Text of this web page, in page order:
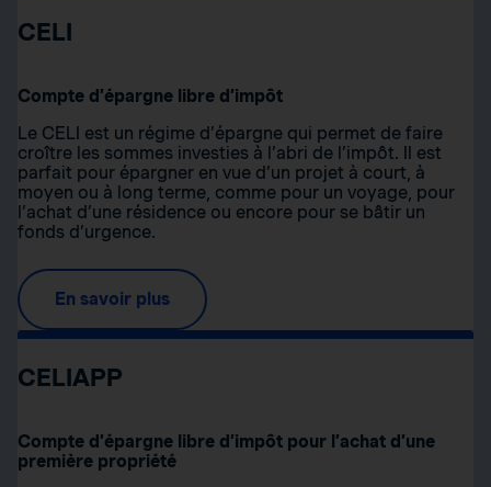
CELI
Compte d’épargne libre d’impôt
Le CELI est un régime d’épargne qui permet de faire
croître les sommes investies à l’abri de l’impôt. Il est
parfait pour épargner en vue d’un projet à court, à
moyen ou à long terme, comme pour un voyage, pour
l’achat d’une résidence ou encore pour se bâtir un
fonds d’urgence.
En savoir plus
CELIAPP
Compte d’épargne libre d’impôt pour l’achat d’une
première propriété